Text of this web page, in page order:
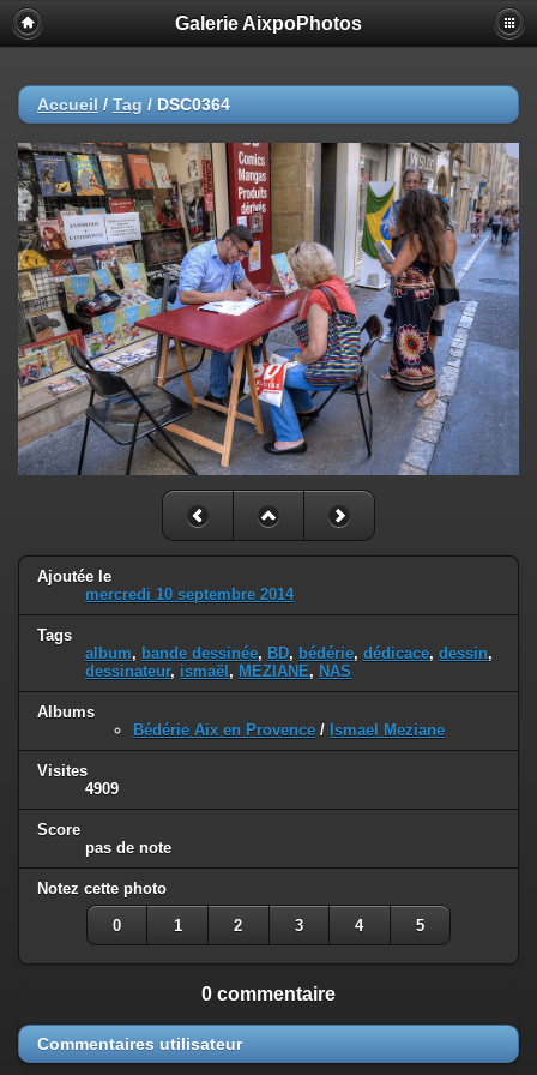
Galerie AixpoPhotos
Accueil / Tag / DSC0364
Ajoutée le
mercredi 10 septembre 2014
Tags
album, bande dessinée, BD, bédérie, dédicace, dessin,
dessinateur, ismaël , MEZIANE, NAS
Albums
Bédérie Aix en Provence / Ismael Meziane
Visites
4909
Score
pas de note
Notez cette photo
0 1 2 3 4 5
0 commentaire
Commentaires utilisateur